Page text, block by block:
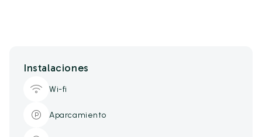
Instalaciones
Wi-fi
Aparcamiento